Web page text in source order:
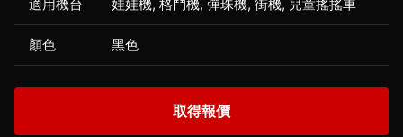
適用機台 娃娃機, 格鬥機, 彈珠機, 街機, 兒童搖搖車
顏色 黑色
取得報價